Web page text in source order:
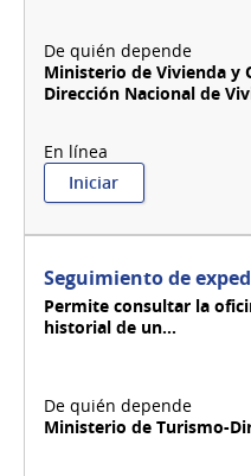
de
SCNT
por
Ministerio de Vivienda y
Dirección Nacional de
Iniciar:
SCNT:
renovación
de
DAT
(Documento
Técnica)
Seguimiento de
Permite consultar la
historial de un...
Ministerio de Turismo-